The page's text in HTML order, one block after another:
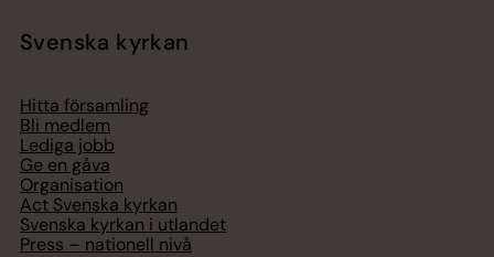
Svenska kyrkan
Hitta församling
Bli medlem
Lediga jobb
Ge en gåva
Organisation
Act Svenska kyrkan
Svenska kyrkan i utlandet
Press – nationell nivå